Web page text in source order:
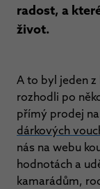
radost, a
život.
A to byl jeden z
rozhodli po
přímý prodej
dárkových
nás na webu
hodnotách a
kamarádům,